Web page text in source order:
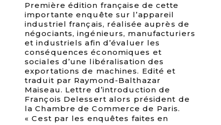
Première édition française de cette
importante enquête sur l’appareil
industriel français, réalisée auprès de
négociants, ingénieurs, manufacturiers
et industriels afin d’évaluer les
conséquences économiques et
sociales d’une libéralisation des
exportations de machines. Edité et
traduit par Raymond-Balthazar
Maiseau. Lettre d’introduction de
François Delessert alors président de
la Chambre de Commerce de Paris.
« Cest par les enquêtes faites en